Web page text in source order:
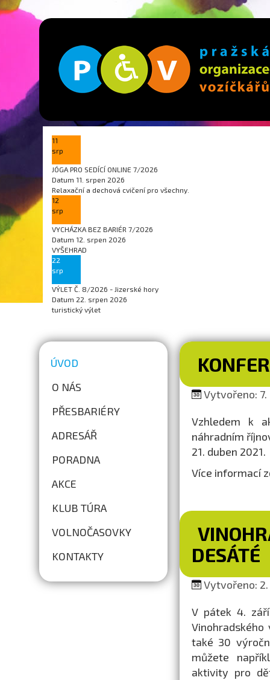
11
srp
JÓGA PRO SEDÍCÍ ONLINE 7/2026
Datum 11. srpen 2026
Relaxační a dechová cvičení pro všechny.
12
srp
VYCHÁZKA BEZ BARIÉR 7/2026
Datum 12. srpen 2026
VYŠEHRAD
22
srp
VÝLET Č. 8/2026 - Jizerské hory
Datum 22. srpen 2026
turistický výlet
ÚVOD
O NÁS
PŘESBARIÉRY
ADRESÁŘ
PORADNA
AKCE
KLUB TÚRA
VOLNOČASOVKY
KONTAKTY
Vytvořeno: 7.
Vzhledem k
náhradním
21. duben 2021.
Více informací
DESÁTÉ
Vytvořeno: 2.
V pátek 4.
také 30
můžete
aktivity pro